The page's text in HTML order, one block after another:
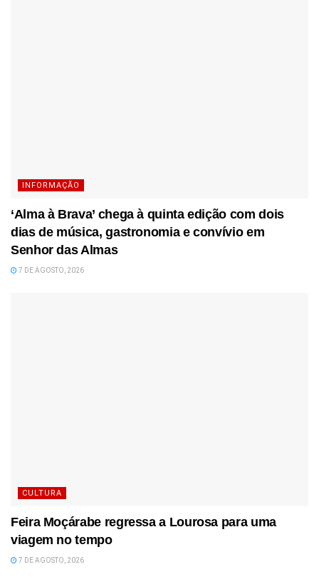
INFORMAÇÃO
‘Alma à Brava’ chega à quinta edição com dois
dias de música, gastronomia e convívio em
Senhor das Almas
7 DE AGOSTO, 2026
CULTURA
Feira Moçárabe regressa a Lourosa para uma
viagem no tempo
7 DE AGOSTO, 2026